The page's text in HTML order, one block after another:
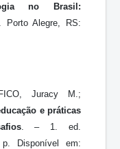
no Brasil:
. Porto Alegre, RS:
Juracy M.;
e práticas
. – 1. ed.
p. Disponível em: